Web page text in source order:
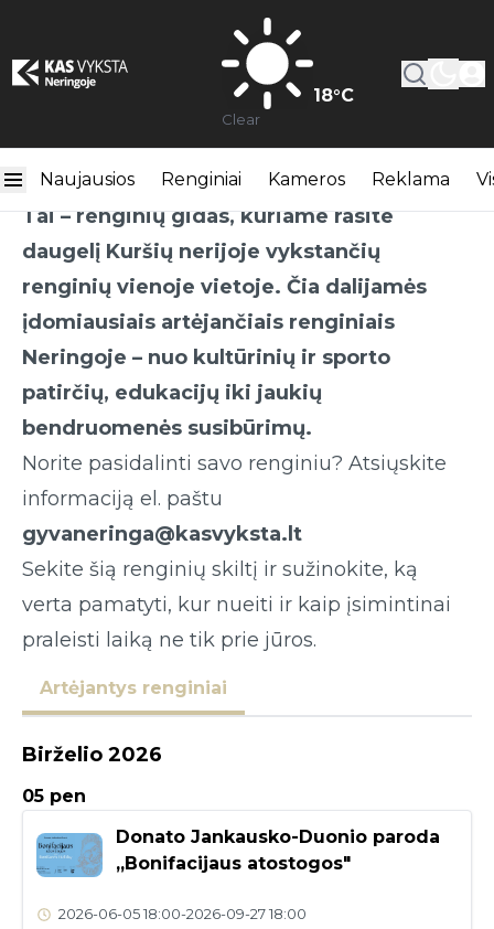
18°C
Clear
Naujausios Renginiai Kameros Reklama
Artėjantys renginiai Neringoje
Tai – renginių gidas, kuriame rasite
daugelį Kuršių nerijoje vykstančių
renginių vienoje vietoje. Čia dalijamės
įdomiausiais artėjančiais renginiais
Neringoje – nuo kultūrinių ir sporto
patirčių, edukacijų iki jaukių
bendruomenės susibūrimų.
Norite pasidalinti savo renginiu? Atsiųskite
informaciją el. paštu
gyvaneringa@kasvyksta.lt
Sekite šią renginių skiltį ir sužinokite, ką
verta pamatyti, kur nueiti ir kaip įsimintinai
praleisti laiką ne tik prie jūros.
Artėjantys renginiai
Birželio 2026
05 pen
Donato Jankausko-Duonio paroda
,,Bonifacijaus atostogos"
2026-06-0518:00-2026-09-2718:00